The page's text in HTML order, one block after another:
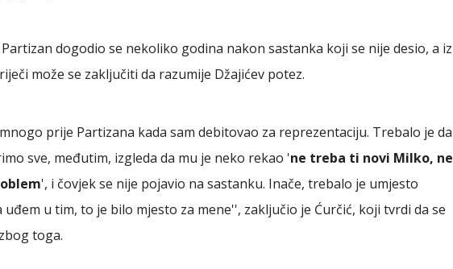
dogodio se nekoliko godina nakon sastanka koji se nije desio, a iz
može se zaključiti da razumije Džajićev potez.
prije Partizana kada sam debitovao za reprezentaciju. Trebalo je da
sve, međutim, izgleda da mu je neko rekao 'ne treba ti novi Milko, ne
', i čovjek se nije pojavio na sastanku. Inače, trebalo je umjesto
uđem u tim, to je bilo mjesto za mene'', zaključio je Ćurčić, koji tvrdi da se
toga.